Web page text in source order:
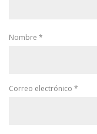
Nombre *
Correo electrónico *